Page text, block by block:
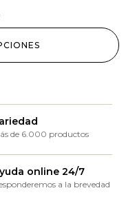
de 6.000 productos
online 24/7
a la brevedad